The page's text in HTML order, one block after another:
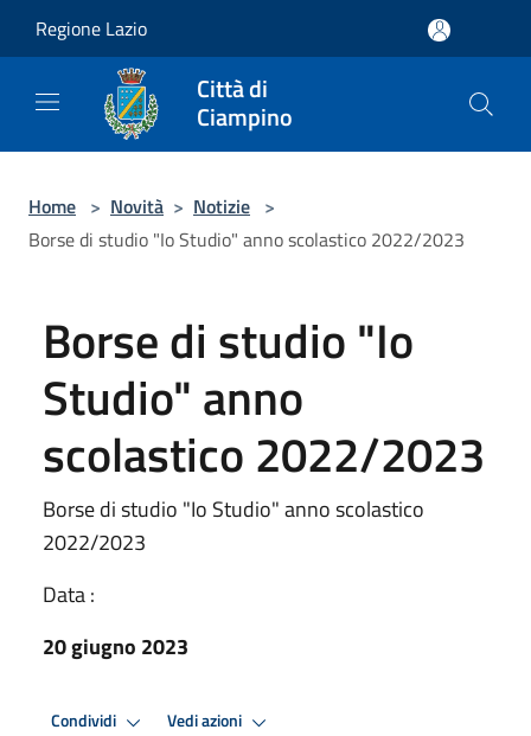
Regione Lazio
Città di
Ciampino
Home > Novità > Notizie >
Borse di studio "Io Studio" anno scolastico 2022/2023
Borse di studio "Io
Studio" anno
scolastico 2022/2023
Borse di studio "Io Studio" anno scolastico
2022/2023
Data :
20 giugno 2023
Condividi Vedi azioni